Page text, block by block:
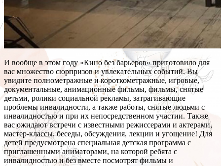
И вообще в этом году «Кино без барьеров» приготовило для
вас множество сюрпризов и увлекательных событий. Вы
увидите полнометражные и короткометражные, игровые,
документальные, анимационные фильмы, фильмы, снятые
детьми, ролики социальной рекламы, затрагивающие
проблемы инвалидности, а также работы, снятые людьми с
инвалидностью и при их непосредственном участии. Также
вас ожидают встречи с известными режиссерами и актерами,
мастер-классы, беседы, обсуждения, лекции и угощение! Для
детей предусмотрена специальная детская программа с
приглашенными аниматорами, на которой ребята с
инвалидностью и без вместе посмотрят фильмы и